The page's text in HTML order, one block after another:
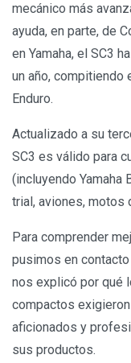
mecánico más
ayuda, en parte, de
en Yamaha, el SC3
un año, compitiendo
Enduro.
Actualizado a su
SC3 es válido para
(incluyendo Yamaha
trial, aviones, motos
Para comprender
pusimos en
nos explicó por qué
compactos
aficionados y
sus productos.